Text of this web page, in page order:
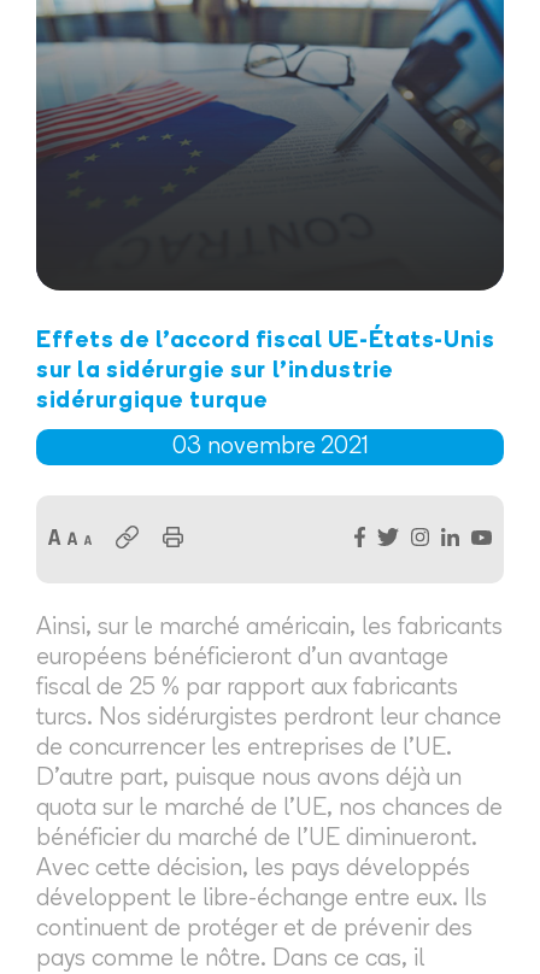
Effets de l'accord fiscal UE-États-Unis
sur la sidérurgie sur l'industrie
sidérurgique turque
03 novembre 2021
Ainsi, sur le marché américain, les fabricants
européens bénéficieront d'un avantage
fiscal de 25 % par rapport aux fabricants
turcs. Nos sidérurgistes perdront leur chance
de concurrencer les entreprises de l'UE.
D'autre part, puisque nous avons déjà un
quota sur le marché de l'UE, nos chances de
bénéficier du marché de l'UE diminueront.
Avec cette décision, les pays développés
développent le libre-échange entre eux. Ils
continuent de protéger et de prévenir des
pays comme le nôtre. Dans ce cas, il